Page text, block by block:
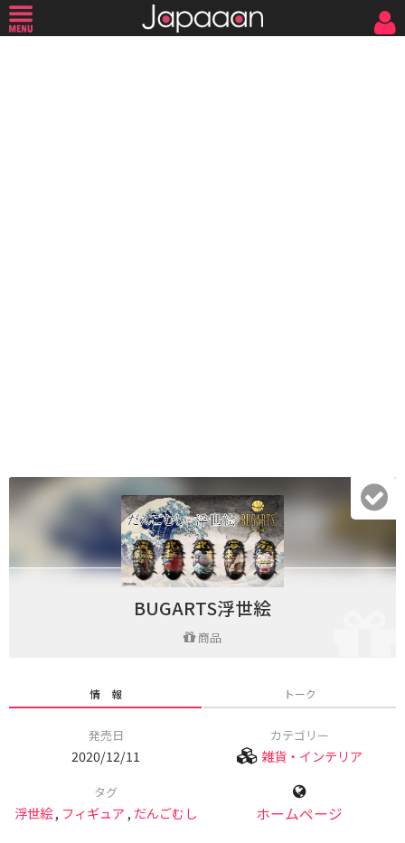
BUGARTS浮世絵
商品
情 報 トーク
発売日
2020/12/11
カテゴリー
雑貨・インテリア
タグ
浮世絵, フィギュア , だんごむし ホームページ